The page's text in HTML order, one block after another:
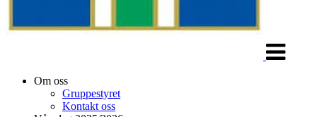
Om oss
Gruppestyret
Kontakt oss